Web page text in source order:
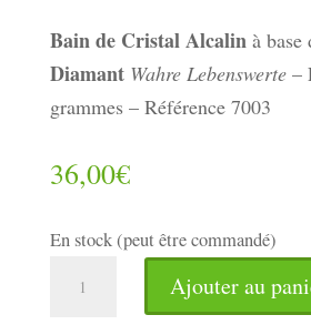
Bain de Cristal Alcalin à base
Diamant Wahre Lebenswerte–
grammes – Référence 7003
36,00€
En stock (peut être commandé)
Ajouter au